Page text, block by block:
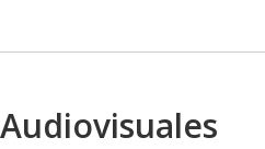
Audiovisuales